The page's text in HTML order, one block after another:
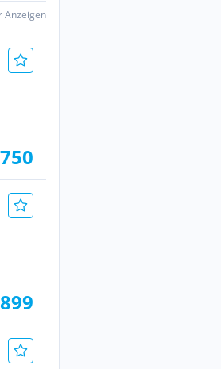
Anzeigen